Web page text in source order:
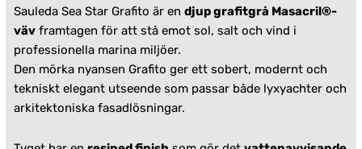
Sauleda Sea Star Grafito är en djup grafitgrå Masacril®-
väv framtagen för att stå emot sol, salt och vind i
professionella marina miljöer.
Den mörka nyansen Grafito ger ett sobert, modernt och
tekniskt elegant utseende som passar både lyxyachter och
arkitektoniska fasadlösningar.